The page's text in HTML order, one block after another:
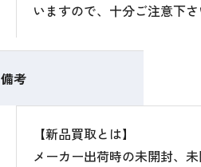
いますので、十分ご注意下
備考
【新品買取とは】
メーカー出荷時の未開封、